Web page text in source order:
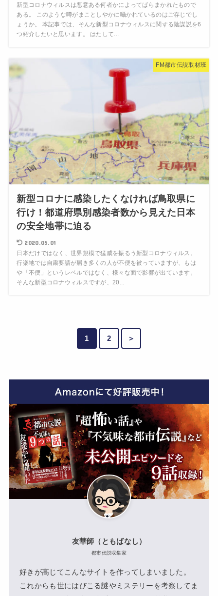
新型コロナウィルスは悪意ある何者かによってばらまかれたもので
ある。 このような噂がまことしやかに囁かれているのはご存じでし
ょうか。 本記事では、そんな新型コロナウィルスに関する陰謀説を6
つ紹介したいと思います。 はたして...
FM都市伝説取材班
新型コロナに感染したくなければ鳥取県に
行け！都道府県別感染者数から見えた日本
の安全地帯に迫る
2020.05.01
日本だけではなく、世界規模で猛威を振るう新型コロナウィルス。
行楽地では自粛要請が届き多くの人が不便を被っていますが、もは
や「不便」というレベルではなく、様々な面で影響が出ています。
そんな新型コロナウィルスですが、20...
1 2 ＞
友華師（ともばなし）
都市伝説収集家
好きが高じてこんなサイトを作ってしまいました。
これからも世にはびこる謎やミステリーを考察してま